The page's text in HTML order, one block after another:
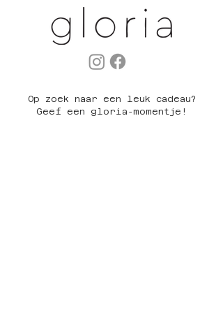
Op zoek naar een leuk cadeau?
Geef een gloria-momentje!